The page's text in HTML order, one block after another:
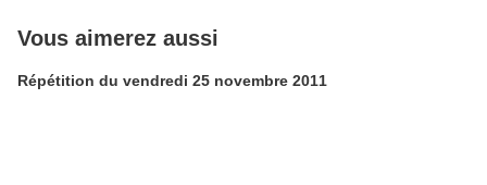
Vous aimerez aussi
Répétition du vendredi 25 novembre 2011